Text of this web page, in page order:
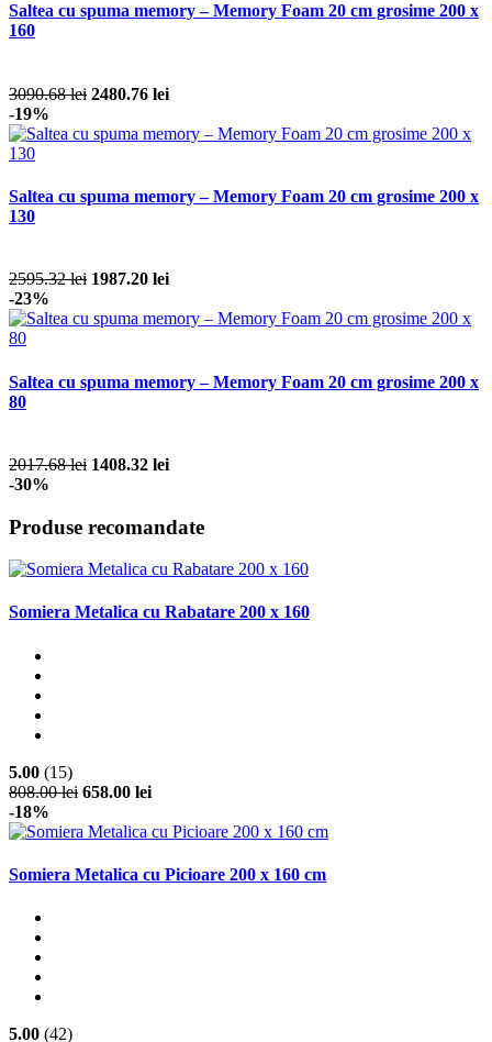
Saltea cu spuma memory – Memory Foam 20 cm grosime 200 x
160
3090.68 lei 2480.76 lei
-19%
Saltea cu spuma memory – Memory Foam 20 cm grosime 200 x
130
2595.32 lei 1987.20 lei
-23%
Saltea cu spuma memory – Memory Foam 20 cm grosime 200 x
80
2017.68 lei 1408.32 lei
-30%
Produse recomandate
Somiera Metalica cu Rabatare 200 x 160
5.00 (15)
808.00 lei 658.00 lei
-18%
Somiera Metalica cu Picioare 200 x 160 cm
5.00 (42)